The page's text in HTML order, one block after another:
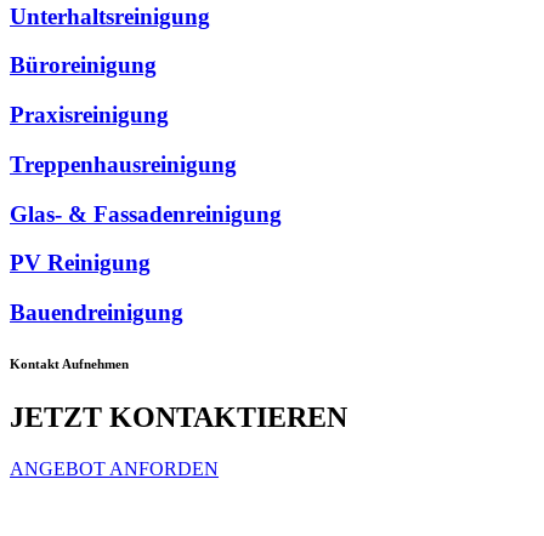
Unterhaltsreinigung
Büroreinigung
Praxisreinigung
Treppenhausreinigung
Glas- & Fassadenreinigung
PV Reinigung
Bauendreinigung
Kontakt Aufnehmen
JETZT KONTAKTIEREN
ANGEBOT ANFORDEN